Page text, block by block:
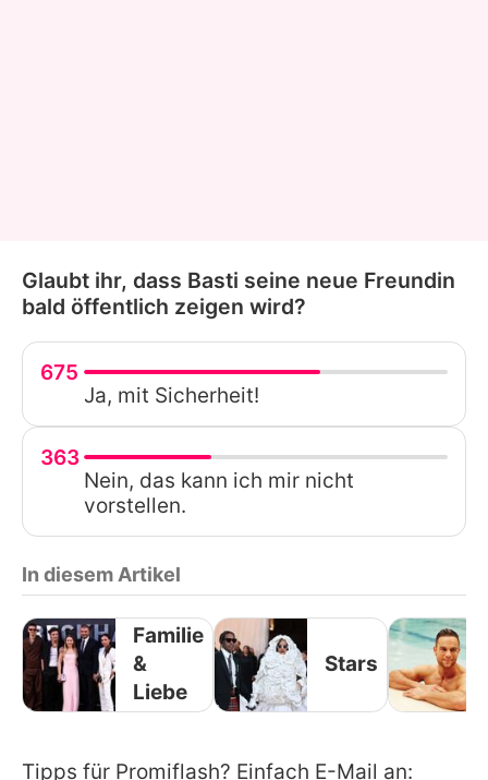
Glaubt ihr, dass Basti seine neue Freundin
bald öffentlich zeigen wird?
675
Ja, mit Sicherheit!
363
Nein, das kann ich mir nicht
vorstellen.
In diesem Artikel
Familie
&
Liebe
Stars
Tipps für Promiflash? Einfach E-Mail an: